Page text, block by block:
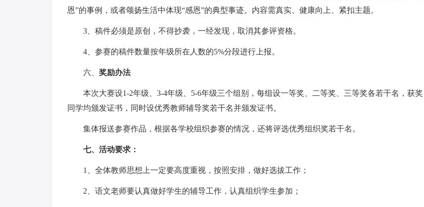
恩”的事例，或者颂扬生活中体现“感恩”的典型事迹。内容需真实、健康向上、紧扣主题。
3、稿件必须是原创，不得抄袭，一经发现，取消其参评资格。
4、参赛的稿件数量按年级所在人数的5%分段进行上报。
六、 奖励办法
本次大赛设1-2年级、3-4年级、5-6年级三个组别，每组设一等奖、二等奖、三等奖各若干名，获奖
同学均颁发证书，同时设优秀教师辅导奖若干名并颁发证书。
集体报送参赛作品，根据各学校组织参赛的情况，还将评选优秀组织奖若干名。
七、活动要求：
1、全体教师思想上一定要高度重视，按照安排，做好选拔工作；
2、语文老师要认真做好学生的辅导工作，认真组织学生参加；